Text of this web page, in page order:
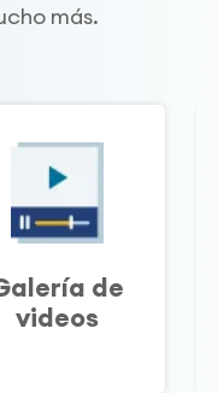
más.
de
videos